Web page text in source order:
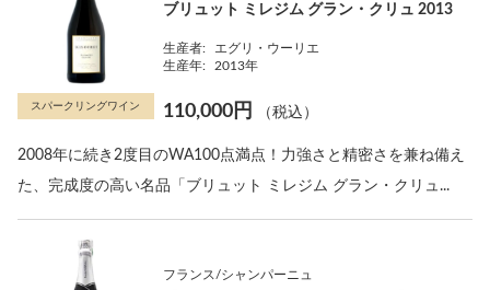
スパークリングワイン
ブリュット ミレジム グラン・クリュ 2013
生産者:
エグリ・ウーリエ
生産年:
2013年
110,000円 （税込）
2008年に続き2度目のWA100点満点！力強さと精密さを兼ね備え
た、完成度の高い名品「ブリュット ミレジム グラン・クリュ...
フランス/シャンパーニュ